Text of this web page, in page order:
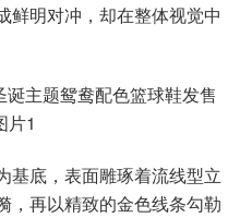
鲜明对冲，却在整体视觉中
基底，表面雕琢着流线型立
，再以精致的金色线条勾勒